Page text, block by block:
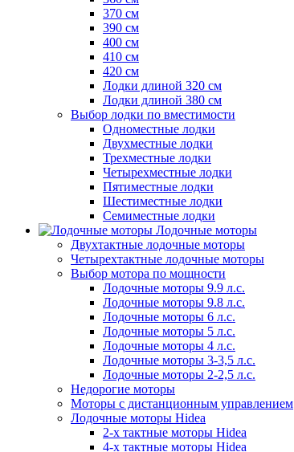
370 см
390 см
400 см
410 см
420 см
Лодки длиной 320 см
Лодки длиной 380 см
Выбор лодки по вместимости
Одноместные лодки
Двухместные лодки
Трехместные лодки
Четырехместные лодки
Пятиместные лодки
Шестиместные лодки
Семиместные лодки
Лодочные моторы
Двухтактные лодочные моторы
Четырехтактные лодочные моторы
Выбор мотора по мощности
Лодочные моторы 9.9 л.с.
Лодочные моторы 9.8 л.с.
Лодочные моторы 6 л.с.
Лодочные моторы 5 л.с.
Лодочные моторы 4 л.с.
Лодочные моторы 3-3,5 л.с.
Лодочные моторы 2-2,5 л.с.
Недорогие моторы
Моторы с дистанционным управлением
Лодочные моторы Hidea
2-х тактные моторы Hidea
4-х тактные моторы Hidea